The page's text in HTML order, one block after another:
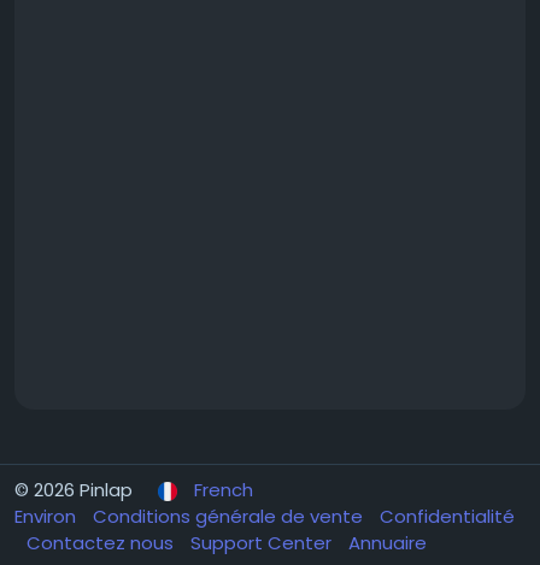
© 2026 Pinlap
French
Environ
Conditions générale de vente
Confidentialité
Contactez nous
Support Center Annuaire